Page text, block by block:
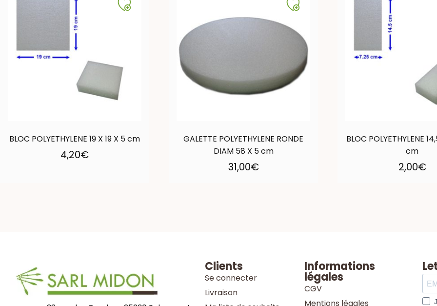
BLOC POLYETHYLENE 19 X 19 X 5 cm
4,20€
GALETTE POLYETHYLENE RONDE
DIAM 58 X 5 cm
31,00€
BLOC POLYETHYLENE
cm
2,00€
Clients
Se connecter
Livraison
Informations
légales
CGV
Mentions légales